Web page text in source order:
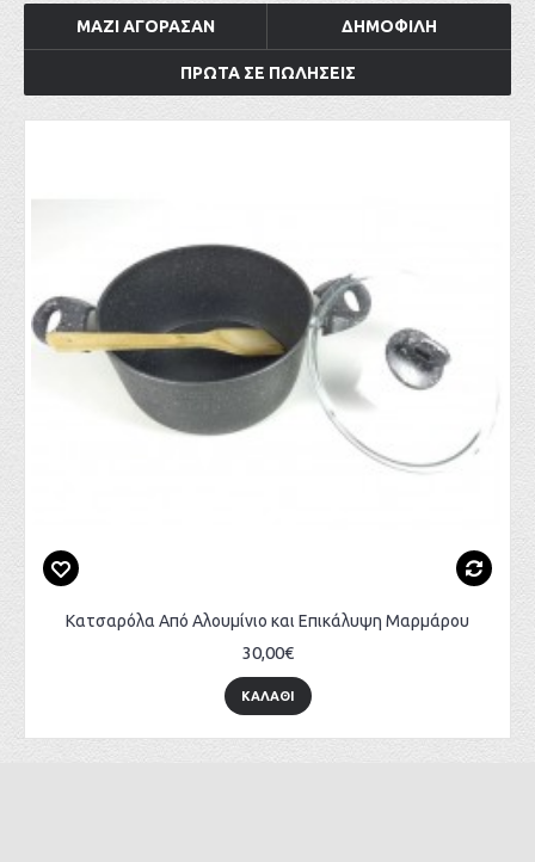
ΜΑΖΊ ΑΓΌΡΑΣΑΝ ΔΗΜΟΦΙΛΉ
ΠΡΏΤΑ ΣΕ ΠΩΛΉΣΕΙΣ
Κατσαρόλα Από Αλουμίνιο και Επικάλυψη Μαρμάρου
30,00€
ΚΑΛΆΘΙ